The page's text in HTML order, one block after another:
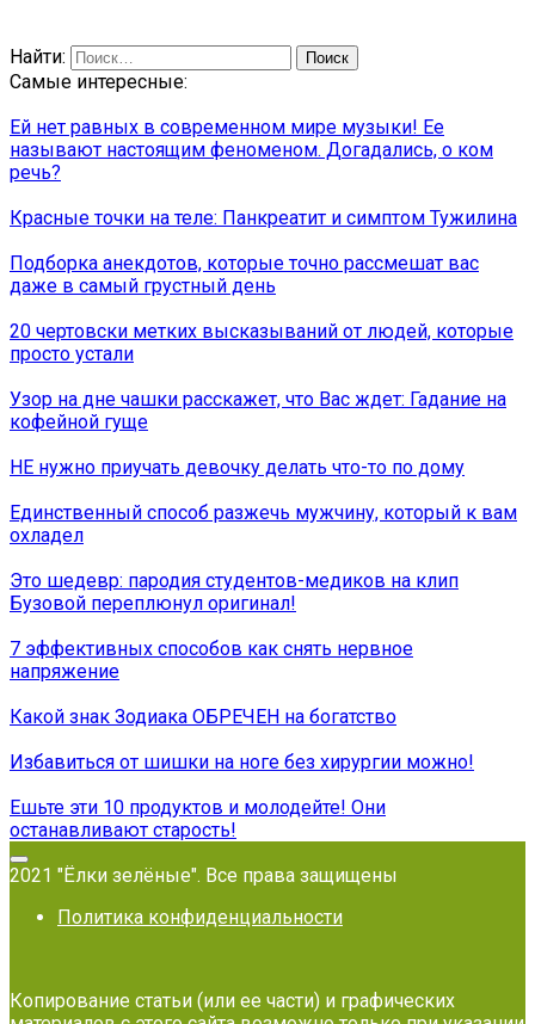
Найти:
Самые интересные:
Ей нет равных в современном мире музыки! Ее
называют настоящим феноменом. Догадались, о ком
речь?
Красные точки на теле: Панкреатит и симптом Тужилина
Подборка анекдотов, которые точно рассмешат вас
даже в самый грустный день
20 чертовски метких высказываний от людей, которые
просто устали
Узор на дне чашки расскажет, что Вас ждет: Гадание на
кофейной гуще
НЕ нужно приучать девочку делать что-то по дому
Единственный способ разжечь мужчину, который к вам
охладел
Это шедевр: пародия студентов-медиков на клип
Бузовой переплюнул оригинал!
7 эффективных способов как снять нервное
напряжение
Какой знак Зодиака ОБРЕЧЕН на богатство
Избавиться от шишки на ноге без хирургии можно!
Ешьте эти 10 продуктов и молодейте! Они
останавливают старость!
2021 "Ёлки зелёные". Все права защищены
Политика конфиденциальности
Копирование статьи (или ее части) и графических